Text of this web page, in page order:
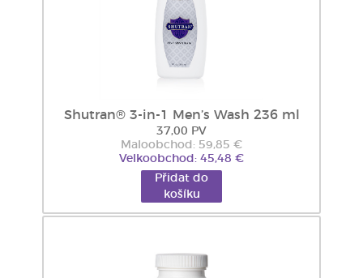
Shutran® 3-in-1 Men’s Wash 236 ml
37,00 PV
Maloobchod: 59,85 €
Velkoobchod: 45,48 €
Přidat do
košíku